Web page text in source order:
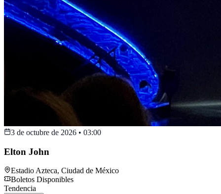
3 de octubre de 2026 • 03:00
Elton John
Estadio Azteca, Ciudad de México
Boletos Disponibles
Tendencia